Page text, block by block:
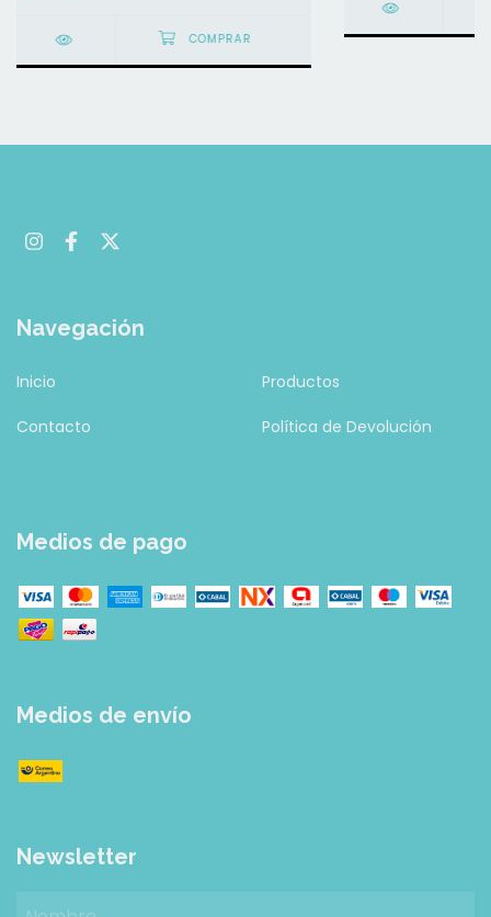
Navegación
Inicio Productos
Contacto Política de Devolución
Medios de pago
Medios de envío
Newsletter